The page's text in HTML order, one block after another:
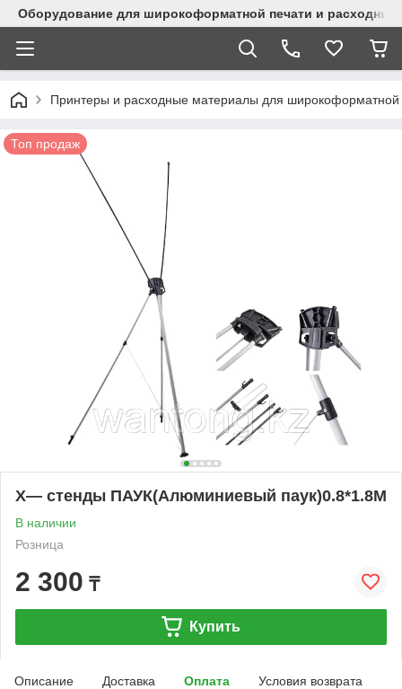
Оборудование для широкоформатной печати и
Принтеры и расходные материалы для широкоформатной
Топ продаж
Х— стенды ПАУК(Алюминиевый паук)0.8*1.8M
В наличии
Розница
2 300 ₸
Купить
Описание Доставка Оплата Условия возврата